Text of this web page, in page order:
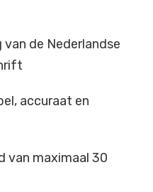
van de Nederlandse
accuraat en
van maximaal 30